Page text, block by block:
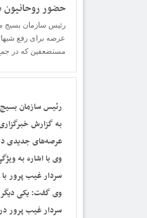
حضور
رئیس سازمان بسیج
عرصه برای رفع
مستضعفین که در
رئیس سازمان
به گزارش
عرصه‌های جدیدی
وی با اشاره به
سردار غیب پرور
وی گفت: یکی دیگر
سردار غیب پرور